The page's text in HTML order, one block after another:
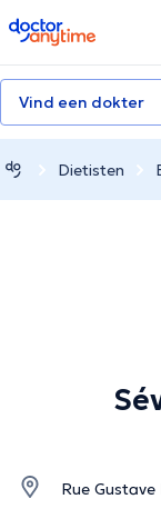
doctoranytime
Vind een dokter
Dietisten
Rue